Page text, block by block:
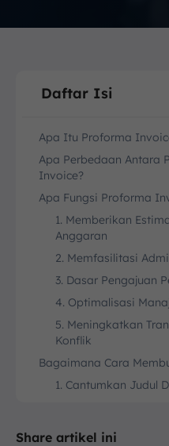
Daftar Isi
Apa Itu Proforma
Apa Perbedaan Antara
Invoice?
Apa Fungsi Proforma
1. Memberikan
Anggaran
2. Memfasilitasi
3. Dasar Pengajuan
4. Optimalisasi
5. Meningkatkan
Konflik
Bagaimana Cara
1. Cantumkan Judul
3. Berikan Nomor
Share artikel ini